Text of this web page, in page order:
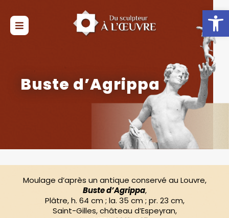
Ouvrir
Buste d’Agrippa
Moulage d’après un antique conservé au Louvre,
Buste d’Agrippa,
Plâtre, h. 64 cm ; la. 35 cm ; pr. 23 cm,
Saint-Gilles, château d’Espeyran,